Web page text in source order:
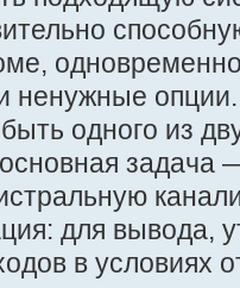
одновременно
одного из
задача
для вывода,
в условиях